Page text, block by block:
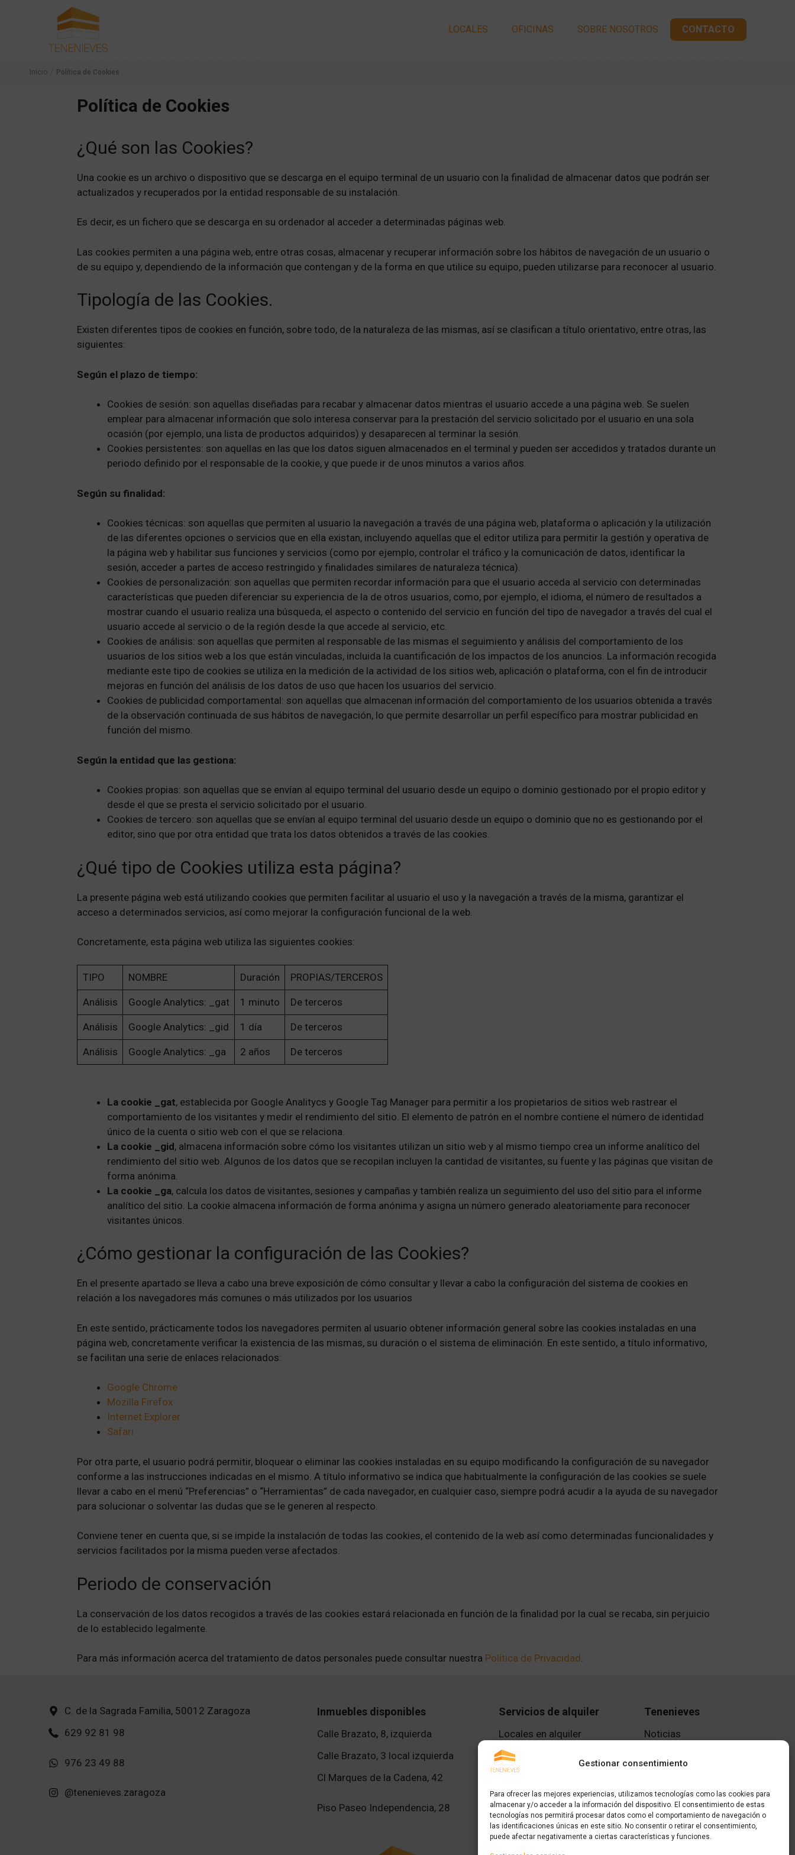
Gestionar consentimiento
Para ofrecer las mejores experiencias, utilizamos tecnologías como las cookies para
almacenar y/o acceder a la información del dispositivo. El consentimiento de estas
tecnologías nos permitirá procesar datos como el comportamiento de navegación o
las identificaciones únicas en este sitio. No consentir o retirar el consentimiento,
puede afectar negativamente a ciertas características y funciones.
LOCALES OFICINAS SOBRE NOSOTROS CONTACTO
Inicio Política de Cookies
Política de Cookies
¿Qué son las Cookies?
Una cookie es un archivo o dispositivo que se descarga en el equipo terminal de un usuario con la finalidad de almacenar datos que podrán ser
actualizados y recuperados por la entidad responsable de su instalación.
Es decir, es un fichero que se descarga en su ordenador al acceder a determinadas páginas web.
Las cookies permiten a una página web, entre otras cosas, almacenar y recuperar información sobre los hábitos de navegación de un usuario o
de su equipo y, dependiendo de la información que contengan y de la forma en que utilice su equipo, pueden utilizarse para reconocer al usuario.
Tipología de las Cookies.
Existen diferentes tipos de cookies en función, sobre todo, de la naturaleza de las mismas, así se clasifican a título orientativo, entre otras, las
siguientes:
Según el plazo de tiempo:
Cookies de sesión: son aquellas diseñadas para recabar y almacenar datos mientras el usuario accede a una página web. Se suelen
emplear para almacenar información que solo interesa conservar para la prestación del servicio solicitado por el usuario en una sola
ocasión (por ejemplo, una lista de productos adquiridos) y desaparecen al terminar la sesión.
Cookies persistentes: son aquellas en las que los datos siguen almacenados en el terminal y pueden ser accedidos y tratados durante un
periodo definido por el responsable de la cookie, y que puede ir de unos minutos a varios años.
Según su finalidad:
Cookies técnicas: son aquellas que permiten al usuario la navegación a través de una página web, plataforma o aplicación y la utilización
de las diferentes opciones o servicios que en ella existan, incluyendo aquellas que el editor utiliza para permitir la gestión y operativa de
la página web y habilitar sus funciones y servicios (como por ejemplo, controlar el tráfico y la comunicación de datos, identificar la
sesión, acceder a partes de acceso restringido y finalidades similares de naturaleza técnica).
Cookies de personalización: son aquellas que permiten recordar información para que el usuario acceda al servicio con determinadas
características que pueden diferenciar su experiencia de la de otros usuarios, como, por ejemplo, el idioma, el número de resultados a
mostrar cuando el usuario realiza una búsqueda, el aspecto o contenido del servicio en función del tipo de navegador a través del cual el
usuario accede al servicio o de la región desde la que accede al servicio, etc.
Cookies de análisis: son aquellas que permiten al responsable de las mismas el seguimiento y análisis del comportamiento de los
usuarios de los sitios web a los que están vinculadas, incluida la cuantificación de los impactos de los anuncios. La información recogida
mediante este tipo de cookies se utiliza en la medición de la actividad de los sitios web, aplicación o plataforma, con el fin de introducir
mejoras en función del análisis de los datos de uso que hacen los usuarios del servicio.
Cookies de publicidad comportamental: son aquellas que almacenan información del comportamiento de los usuarios obtenida a través
de la observación continuada de sus hábitos de navegación, lo que permite desarrollar un perfil específico para mostrar publicidad en
función del mismo.
Según la entidad que las gestiona:
Cookies propias: son aquellas que se envían al equipo terminal del usuario desde un equipo o dominio gestionado por el propio editor y
desde el que se presta el servicio solicitado por el usuario.
Cookies de tercero: son aquellas que se envían al equipo terminal del usuario desde un equipo o dominio que no es gestionando por el
editor, sino que por otra entidad que trata los datos obtenidos a través de las cookies.
¿Qué tipo de Cookies utiliza esta página?
La presente página web está utilizando cookies que permiten facilitar al usuario el uso y la navegación a través de la misma, garantizar el
acceso a determinados servicios, así como mejorar la configuración funcional de la web.
Concretamente, esta página web utiliza las siguientes cookies:
TIPO NOMBRE Duración PROPIAS/TERCEROS
Análisis Google Analytics: _gat 1 minuto De terceros
Análisis Google Analytics: _gid 1 día De terceros
Análisis Google Analytics: _ga 2 años De terceros
La cookie _gat, establecida por Google Analitycs y Google Tag Manager para permitir a los propietarios de sitios web rastrear el
comportamiento de los visitantes y medir el rendimiento del sitio. El elemento de patrón en el nombre contiene el número de identidad
único de la cuenta o sitio web con el que se relaciona.
La cookie _gid, almacena información sobre cómo los visitantes utilizan un sitio web y al mismo tiempo crea un informe analítico del
rendimiento del sitio web. Algunos de los datos que se recopilan incluyen la cantidad de visitantes, su fuente y las páginas que visitan de
forma anónima.
La cookie _ga, calcula los datos de visitantes, sesiones y campañas y también realiza un seguimiento del uso del sitio para el informe
analítico del sitio. La cookie almacena información de forma anónima y asigna un número generado aleatoriamente para reconocer
visitantes únicos.
¿Cómo gestionar la configuración de las Cookies?
En el presente apartado se lleva a cabo una breve exposición de cómo consultar y llevar a cabo la configuración del sistema de cookies en
relación a los navegadores más comunes o más utilizados por los usuarios
En este sentido, prácticamente todos los navegadores permiten al usuario obtener información general sobre las cookies instaladas en una
página web, concretamente verificar la existencia de las mismas, su duración o el sistema de eliminación. En este sentido, a título informativo,
se facilitan una serie de enlaces relacionados:
Google Chrome
Mozilla Firefox
Internet Explorer
Safari
Por otra parte, el usuario podrá permitir, bloquear o eliminar las cookies instaladas en su equipo modificando la configuración de su navegador
conforme a las instrucciones indicadas en el mismo. A título informativo se indica que habitualmente la configuración de las cookies se suele
llevar a cabo en el menú “Preferencias” o “Herramientas” de cada navegador, en cualquier caso, siempre podrá acudir a la ayuda de su navegador
para solucionar o solventar las dudas que se le generen al respecto.
Conviene tener en cuenta que, si se impide la instalación de todas las cookies, el contenido de la web así como determinadas funcionalidades y
servicios facilitados por la misma pueden verse afectados.
Periodo de conservación
La conservación de los datos recogidos a través de las cookies estará relacionada en función de la finalidad por la cual se recaba, sin perjuicio
de lo establecido legalmente.
Para más información acerca del tratamiento de datos personales puede consultar nuestra Política de Privacidad.
C. de la Sagrada Familia, 50012 Zaragoza
629 92 81 98
976 23 49 88
@tenenieves.zaragoza
Inmuebles disponibles
Calle Brazato, 8, izquierda
Calle Brazato, 3 local izquierda
Cl Marques de la Cadena, 42
Piso Paseo Independencia, 28
Servicios de alquiler
Locales en alquiler
Oficinas en alquiler
Tenenieves
Noticias